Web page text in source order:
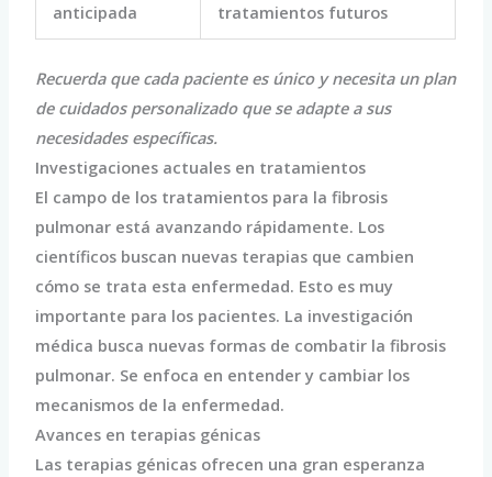
anticipada
tratamientos futuros
Recuerda que cada paciente es único y necesita un plan
de cuidados personalizado que se adapte a sus
necesidades específicas.
Investigaciones actuales en tratamientos
El campo de los tratamientos para la fibrosis
pulmonar está avanzando rápidamente. Los
científicos buscan nuevas terapias que cambien
cómo se trata esta enfermedad. Esto es muy
importante para los pacientes. La investigación
médica busca nuevas formas de combatir la fibrosis
pulmonar. Se enfoca en entender y cambiar los
mecanismos de la enfermedad.
Avances en terapias génicas
Las terapias génicas ofrecen una gran esperanza